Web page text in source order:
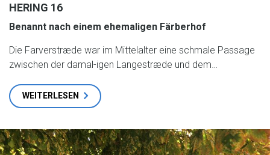
HERING 16
Benannt nach einem ehemaligen Färberhof
Die Farverstræde war im Mittelalter eine schmale Passage
zwischen der damal-igen Langestræde und dem…
WEITERLESEN